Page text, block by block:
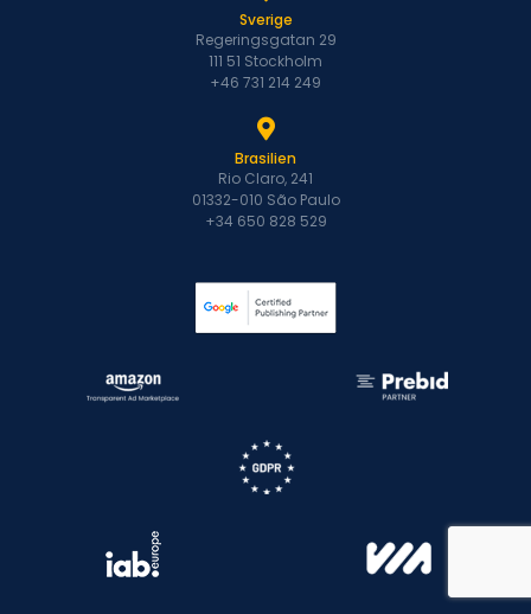
Sverige
Regeringsgatan 29
111 51 Stockholm
+46 731 214 249
Brasilien
Rio Claro, 241
01332-010 São Paulo
+34 650 828 529